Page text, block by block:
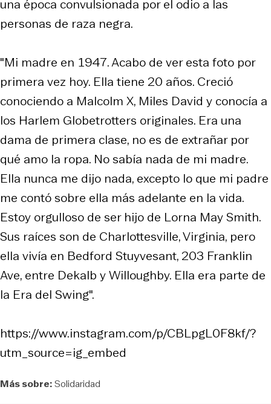
una época convulsionada por el odio a las
personas de raza negra.
"Mi madre en 1947. Acabo de ver esta foto por
primera vez hoy. Ella tiene 20 años. Creció
conociendo a Malcolm X, Miles David y conocía a
los Harlem Globetrotters originales. Era una
dama de primera clase, no es de extrañar por
qué amo la ropa. No sabía nada de mi madre.
Ella nunca me dijo nada, excepto lo que mi padre
me contó sobre ella más adelante en la vida.
Estoy orgulloso de ser hijo de Lorna May Smith.
Sus raíces son de Charlottesville, Virginia, pero
ella vivía en Bedford Stuyvesant, 203 Franklin
Ave, entre Dekalb y Willoughby. Ella era parte de
la Era del Swing".
https://www.instagram.com/p/CBLpgL0F8kf/?
utm_source=ig_embed
Más sobre:Solidaridad